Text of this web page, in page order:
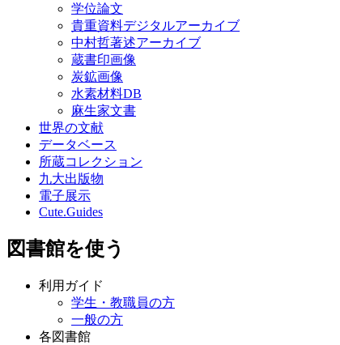
学位論文
貴重資料デジタルアーカイブ
中村哲著述アーカイブ
蔵書印画像
炭鉱画像
水素材料DB
麻生家文書
世界の文献
データベース
所蔵コレクション
九大出版物
電子展示
Cute.Guides
図書館を使う
利用ガイド
学生・教職員の方
一般の方
各図書館